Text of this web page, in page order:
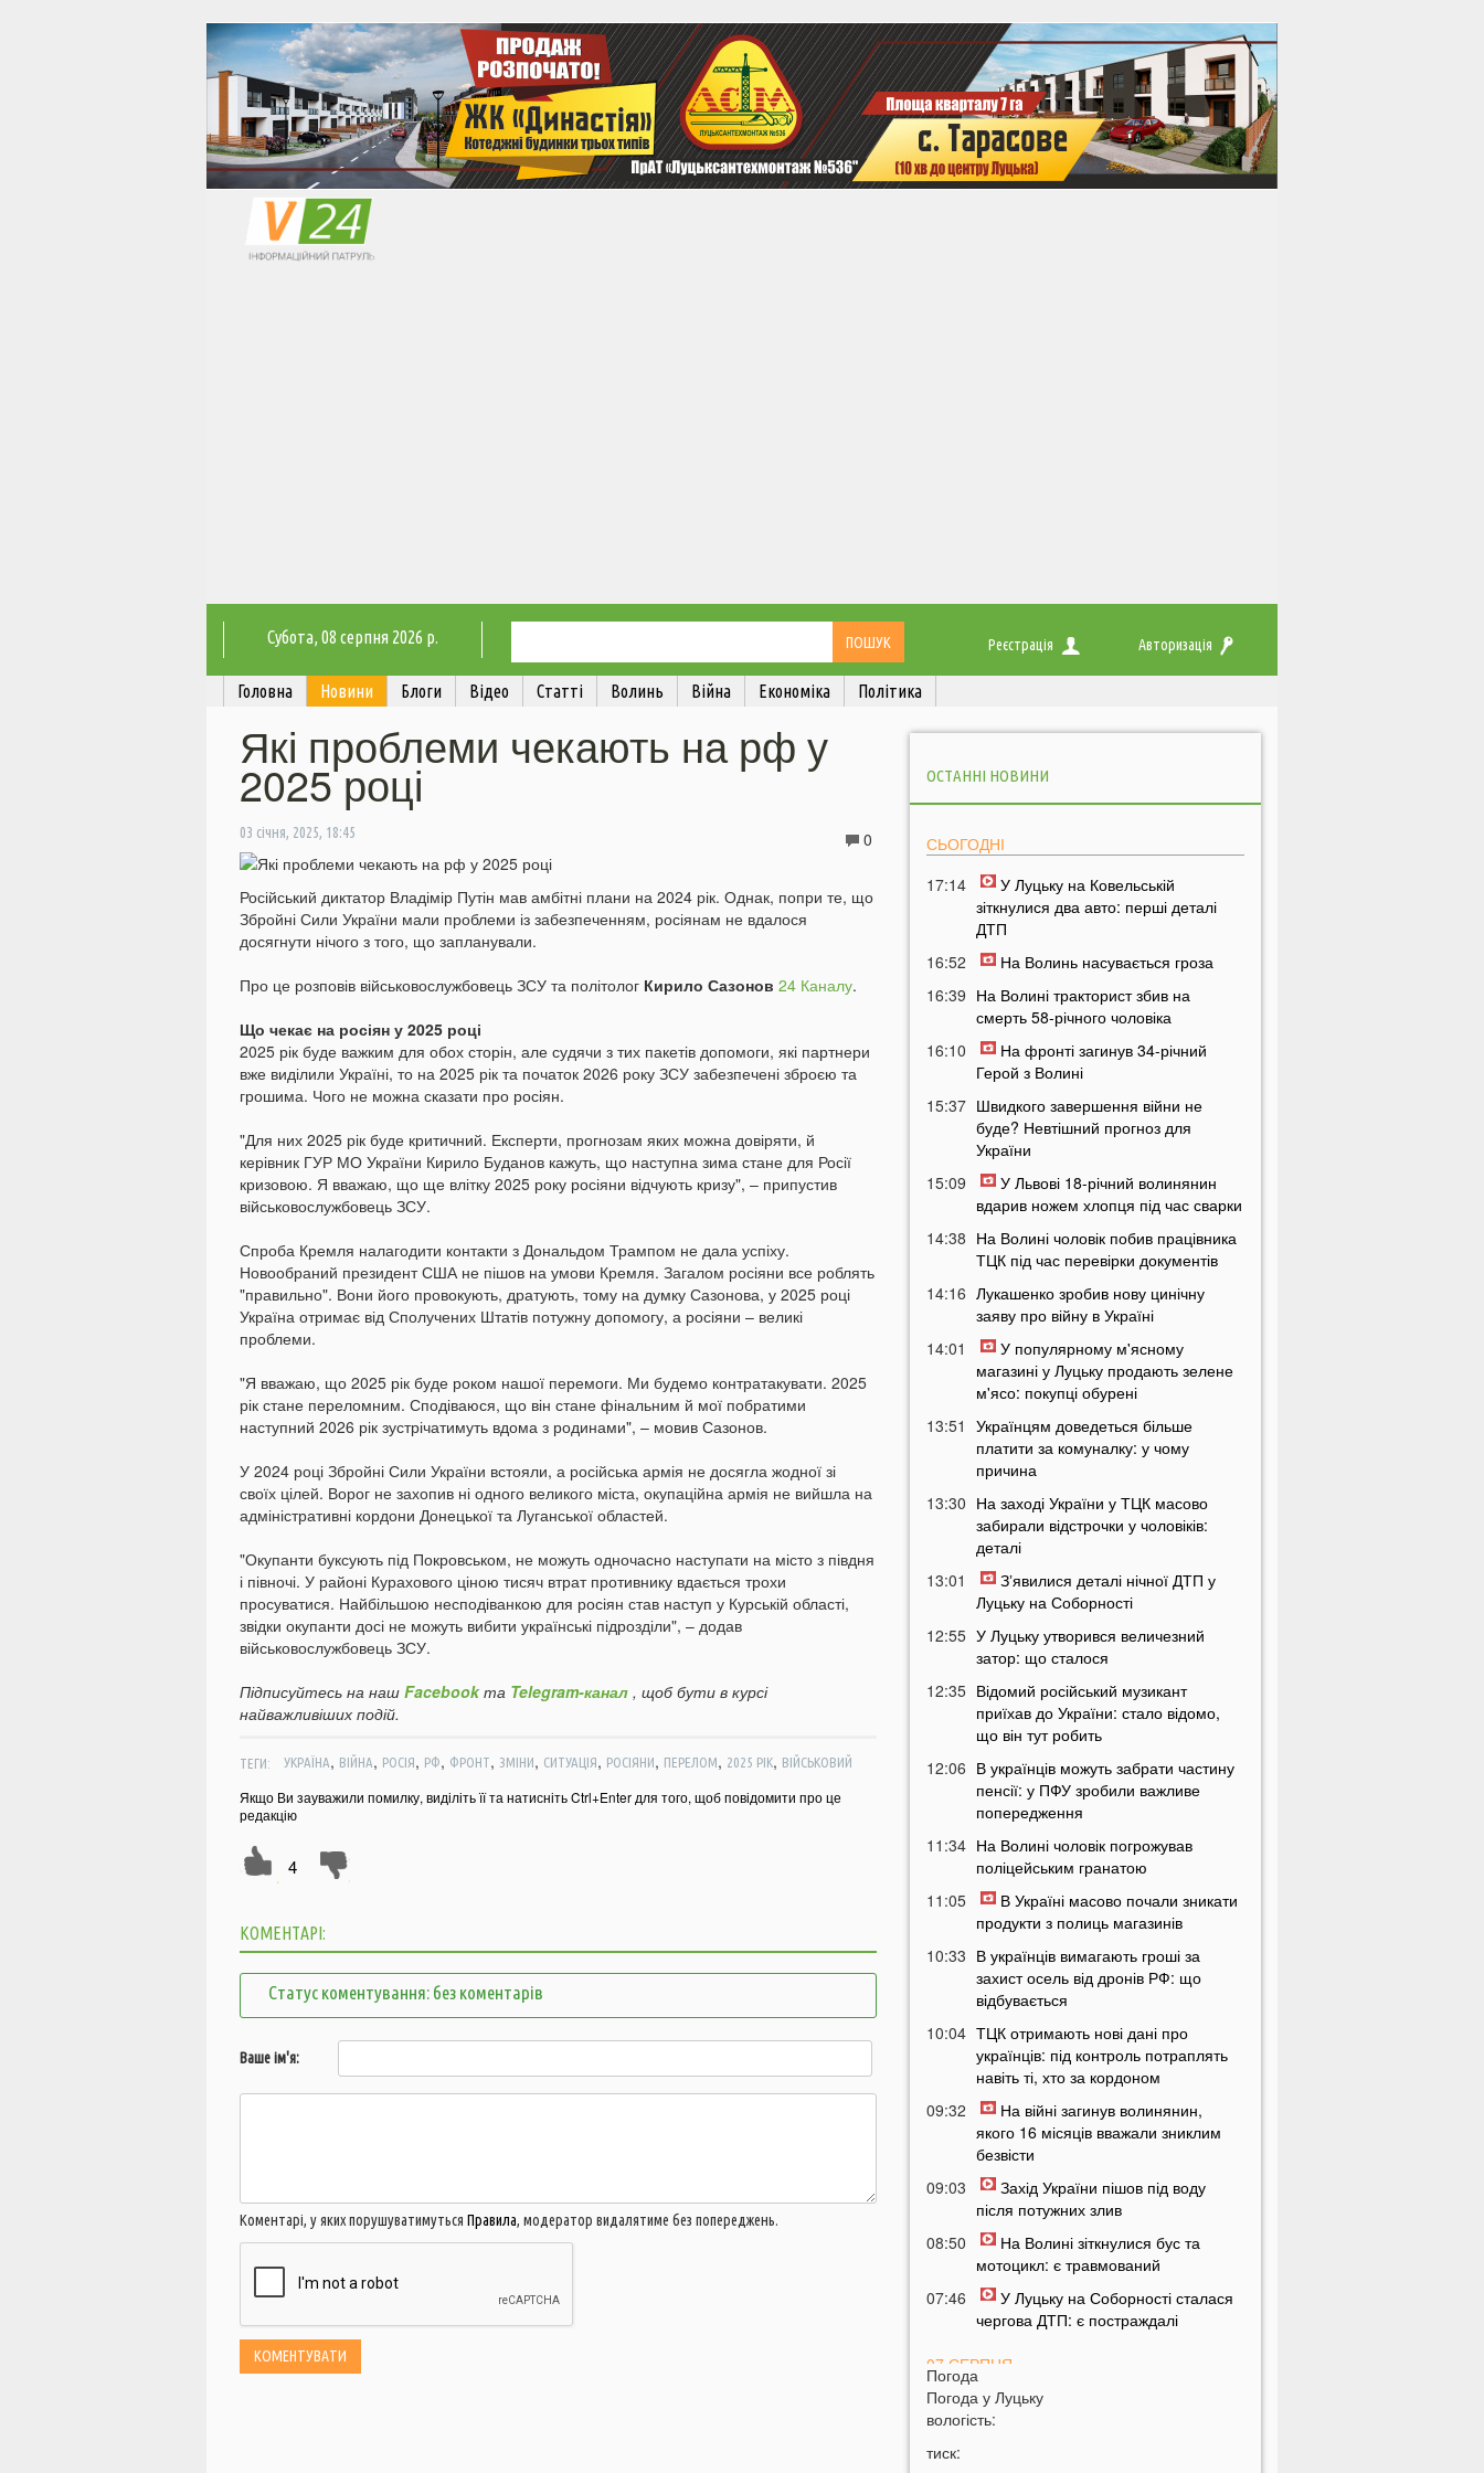
Субота, 08 серпня 2026 р. Реєстрація Авторизація
Головна Новини Блоги Відео Статті Волинь Війна Економіка Політика
Які проблеми чекають на рф у
2025 році
03 січня, 2025, 18:45 0
Російський диктатор Владімір Путін мав амбітні плани на 2024 рік. Однак, попри те, що
Збройні Сили України мали проблеми із забезпеченням, росіянам не вдалося
досягнути нічого з того, що запланували.
Про це розповів військовослужбовець ЗСУ та політолог Кирило Сазонов 24 Каналу.
Що чекає на росіян у 2025 році
2025 рік буде важким для обох сторін, але судячи з тих пакетів допомоги, які партнери
вже виділили Україні, то на 2025 рік та початок 2026 року ЗСУ забезпечені зброєю та
грошима. Чого не можна сказати про росіян.
"Для них 2025 рік буде критичний. Експерти, прогнозам яких можна довіряти, й
керівник ГУР МО України Кирило Буданов кажуть, що наступна зима стане для Росії
кризовою. Я вважаю, що ще влітку 2025 року росіяни відчують кризу", – припустив
військовослужбовець ЗСУ.
Спроба Кремля налагодити контакти з Дональдом Трампом не дала успіху.
Новообраний президент США не пішов на умови Кремля. Загалом росіяни все роблять
"правильно". Вони його провокують, дратують, тому на думку Сазонова, у 2025 році
Україна отримає від Сполучених Штатів потужну допомогу, а росіяни – великі
проблеми.
"Я вважаю, що 2025 рік буде роком нашої перемоги. Ми будемо контратакувати. 2025
рік стане переломним. Сподіваюся, що він стане фінальним й мої побратими
наступний 2026 рік зустрічатимуть вдома з родинами", – мовив Сазонов.
У 2024 році Збройні Сили України встояли, а російська армія не досягла жодної зі
своїх цілей. Ворог не захопив ні одного великого міста, окупаційна армія не вийшла на
адміністративні кордони Донецької та Луганської областей.
"Окупанти буксують під Покровськом, не можуть одночасно наступати на місто з півдня
і півночі. У районі Курахового ціною тисяч втрат противнику вдається трохи
просуватися. Найбільшою несподіванкою для росіян став наступ у Курській області,
звідки окупанти досі не можуть вибити українські підрозділи", – додав
військовослужбовець ЗСУ.
Підписуйтесь на наш Facebookта Telegram-канал , щоб бути в курсі
найважливіших подій.
ТЕГИ: УКРАЇНА, ВІЙНА, РОСІЯ, РФ, ФРОНТ, ЗМІНИ, СИТУАЦІЯ, РОСІЯНИ, ПЕРЕЛОМ, 2025 РІК, ВІЙСЬКОВИЙ
Якщо Ви зауважили помилку, виділіть її та натисніть Ctrl+Enter для того, щоб повідомити про це
редакцію
4
КОМЕНТАРІ:
Статус коментування: без коментарів
Ваше ім'я:
Коментарі, у яких порушуватимуться Правила, модератор видалятиме без попереджень.
ОСТАННІ НОВИНИ
СЬОГОДНІ
17:14
У Луцьку на Ковельській
зіткнулися два авто: перші деталі
ДТП
16:52
На Волинь насувається гроза
16:39 На Волині тракторист збив на
смерть 58-річного чоловіка
16:10
На фронті загинув 34-річний
Герой з Волині
15:37 Швидкого завершення війни не
буде? Невтішний прогноз для
України
15:09
У Львові 18-річний волинянин
вдарив ножем хлопця під час сварки
14:38 На Волині чоловік побив працівника
ТЦК під час перевірки документів
14:16 Лукашенко зробив нову цинічну
заяву про війну в Україні
14:01
У популярному м'ясному
магазині у Луцьку продають зелене
м'ясо: покупці обурені
13:51
Українцям доведеться більше
платити за комуналку: у чому
причина
13:30 На заході України у ТЦК масово
забирали відстрочки у чоловіків:
деталі
13:01
Зʼявилися деталі нічної ДТП у
Луцьку на Соборності
12:55 У Луцьку утворився величезний
затор: що сталося
12:35 Відомий російський музикант
приїхав до України: стало відомо,
що він тут робить
12:06 В українців можуть забрати частину
пенсії: у ПФУ зробили важливе
попередження
11:34 На Волині чоловік погрожував
поліцейським гранатою
11:05
В Україні масово почали зникати
продукти з полиць магазинів
10:33 В українців вимагають гроші за
захист осель від дронів РФ: що
відбувається
10:04 ТЦК отримають нові дані про
українців: під контроль потраплять
навіть ті, хто за кордоном
09:32
На війні загинув волинянин,
якого 16 місяців вважали зниклим
безвісти
09:03
Захід України пішов під воду
після потужних злив
08:50
На Волині зіткнулися бус та
мотоцикл: є травмований
07:46
У Луцьку на Соборності сталася
чергова ДТП: є постраждалі
07 СЕРПНЯ
20:31 Від цих напоїв ви будете спати як
немовля
20:17
Погода
Погода у Луцьку
вологість:
тиск: